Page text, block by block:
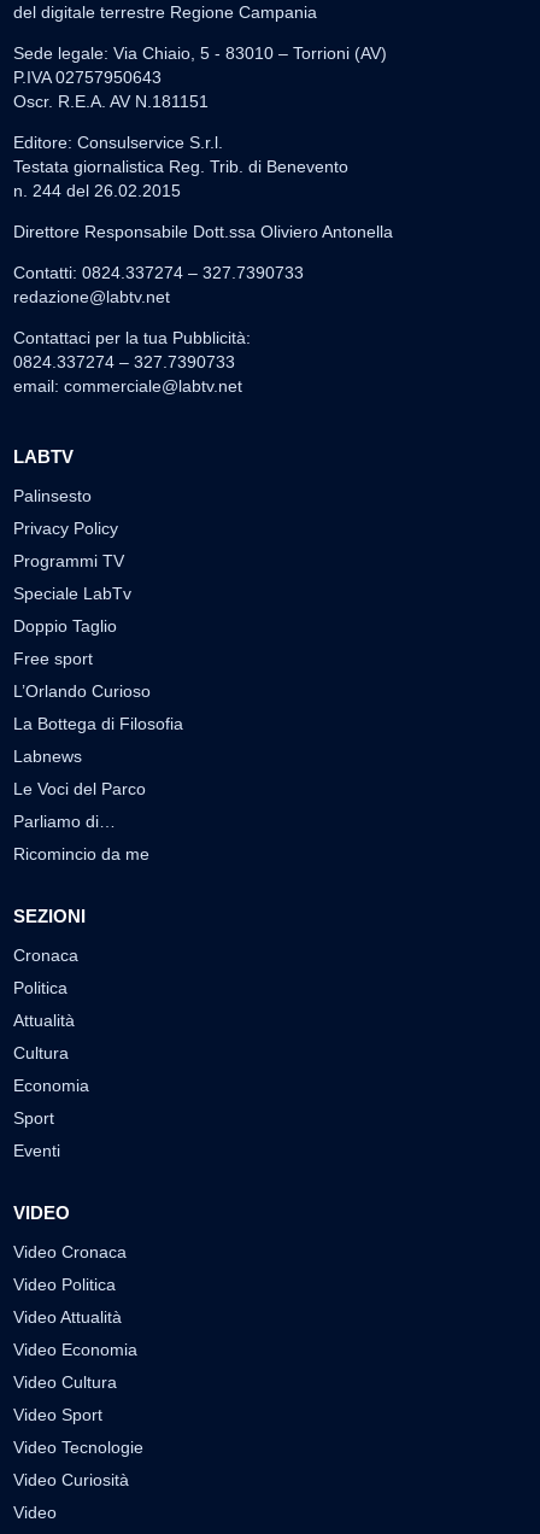
del digitale terrestre Regione Campania
Sede legale: Via Chiaio, 5 - 83010 – Torrioni (AV)
P.IVA 02757950643
Oscr. R.E.A. AV N.181151
Editore: Consulservice S.r.l.
Testata giornalistica Reg. Trib. di Benevento
n. 244 del 26.02.2015
Direttore Responsabile Dott.ssa Oliviero Antonella
Contatti: 0824.337274 – 327.7390733
redazione@labtv.net
Contattaci per la tua Pubblicità:
0824.337274 – 327.7390733
email: commerciale@labtv.net
LABTV
Palinsesto
Privacy Policy
Programmi TV
Speciale LabTv
Doppio Taglio
Free sport
L’Orlando Curioso
La Bottega di Filosofia
Labnews
Le Voci del Parco
Parliamo di…
Ricomincio da me
SEZIONI
Cronaca
Politica
Attualità
Cultura
Economia
Sport
Eventi
VIDEO
Video Cronaca
Video Politica
Video Attualità
Video Economia
Video Cultura
Video Sport
Video Tecnologie
Video Curiosità
Video